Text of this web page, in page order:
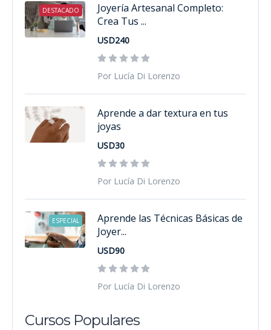
DESTACADO
Joyería Artesanal Completo:
Crea Tus ...
USD240
Por Lucía Di Lorenzo
Aprende a dar textura en tus
joyas
USD30
Por Lucía Di Lorenzo
ESPECIAL
Aprende las Técnicas Básicas de
Joyer...
USD90
Por Lucía Di Lorenzo
Cursos Populares